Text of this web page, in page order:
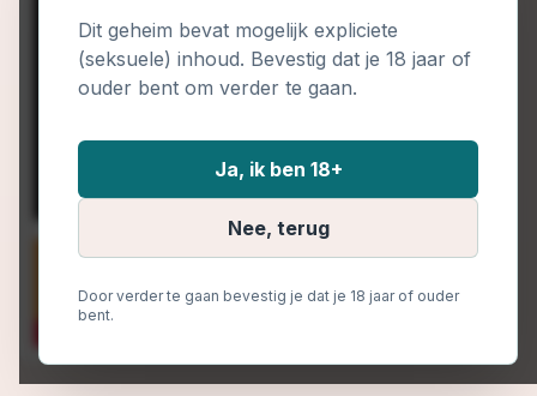
Dit geheim bevat mogelijk expliciete
(seksuele) inhoud. Bevestig dat je 18 jaar of
ouder bent om verder te gaan.
Ja, ik ben 18+
Nee, terug
Door verder te gaan bevestig je dat je 18 jaar of ouder
bent.